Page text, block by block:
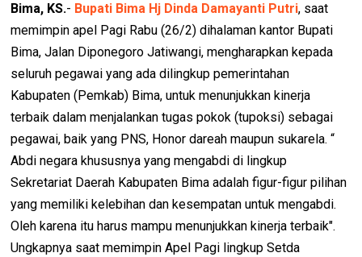
Bima, KS.- Bupati Bima Hj Dinda Damayanti Putri, saat
memimpin apel Pagi Rabu (26/2) dihalaman kantor Bupati
Bima, Jalan Diponegoro Jatiwangi, mengharapkan kepada
seluruh pegawai yang ada dilingkup pemerintahan
Kabupaten (Pemkab) Bima, untuk menunjukkan kinerja
terbaik dalam menjalankan tugas pokok (tupoksi) sebagai
pegawai, baik yang PNS, Honor dareah maupun sukarela. “
Abdi negara khususnya yang mengabdi di lingkup
Sekretariat Daerah Kabupaten Bima adalah figur-figur pilihan
yang memiliki kelebihan dan kesempatan untuk mengabdi.
Oleh karena itu harus mampu menunjukkan kinerja terbaik".
Ungkapnya saat memimpin Apel Pagi lingkup Setda